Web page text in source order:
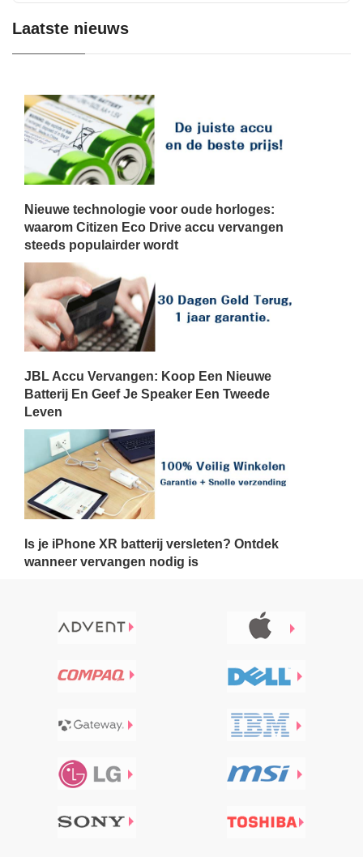
Laatste nieuws
Nieuwe technologie voor oude horloges:
waarom Citizen Eco Drive accu vervangen
steeds populairder wordt
JBL Accu Vervangen: Koop Een Nieuwe
Batterij En Geef Je Speaker Een Tweede
Leven
Is je iPhone XR batterij versleten? Ontdek
wanneer vervangen nodig is